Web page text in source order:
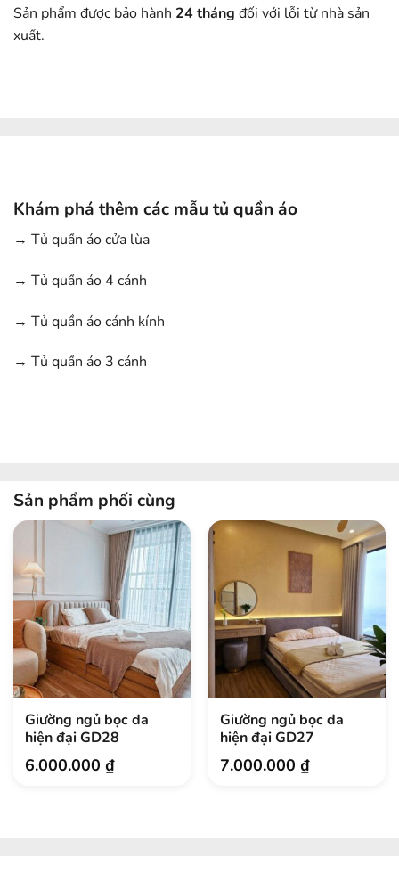
Sản phẩm được bảo hành 24 tháng đối với lỗi từ nhà sản
xuất.
Khám phá thêm các mẫu tủ quần áo
→ Tủ quần áo cửa lùa
→ Tủ quần áo 4 cánh
→ Tủ quần áo cánh kính
→ Tủ quần áo 3 cánh
Sản phẩm phối cùng
Giường ngủ bọc da
hiện đại GD28
6.000.000₫
Giường ngủ bọc da
hiện đại GD27
7.000.000₫